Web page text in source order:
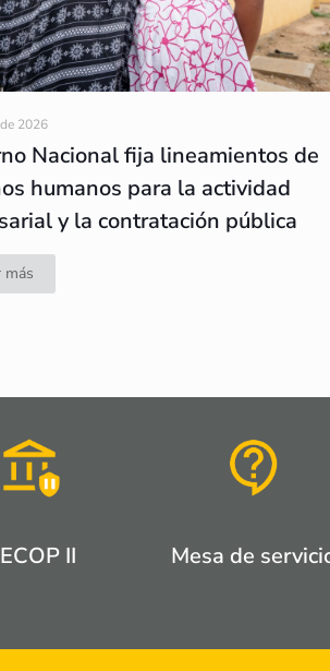
2026
Nacional fija lineamientos de
humanos para la actividad
y la contratación pública
más
II Mesa de